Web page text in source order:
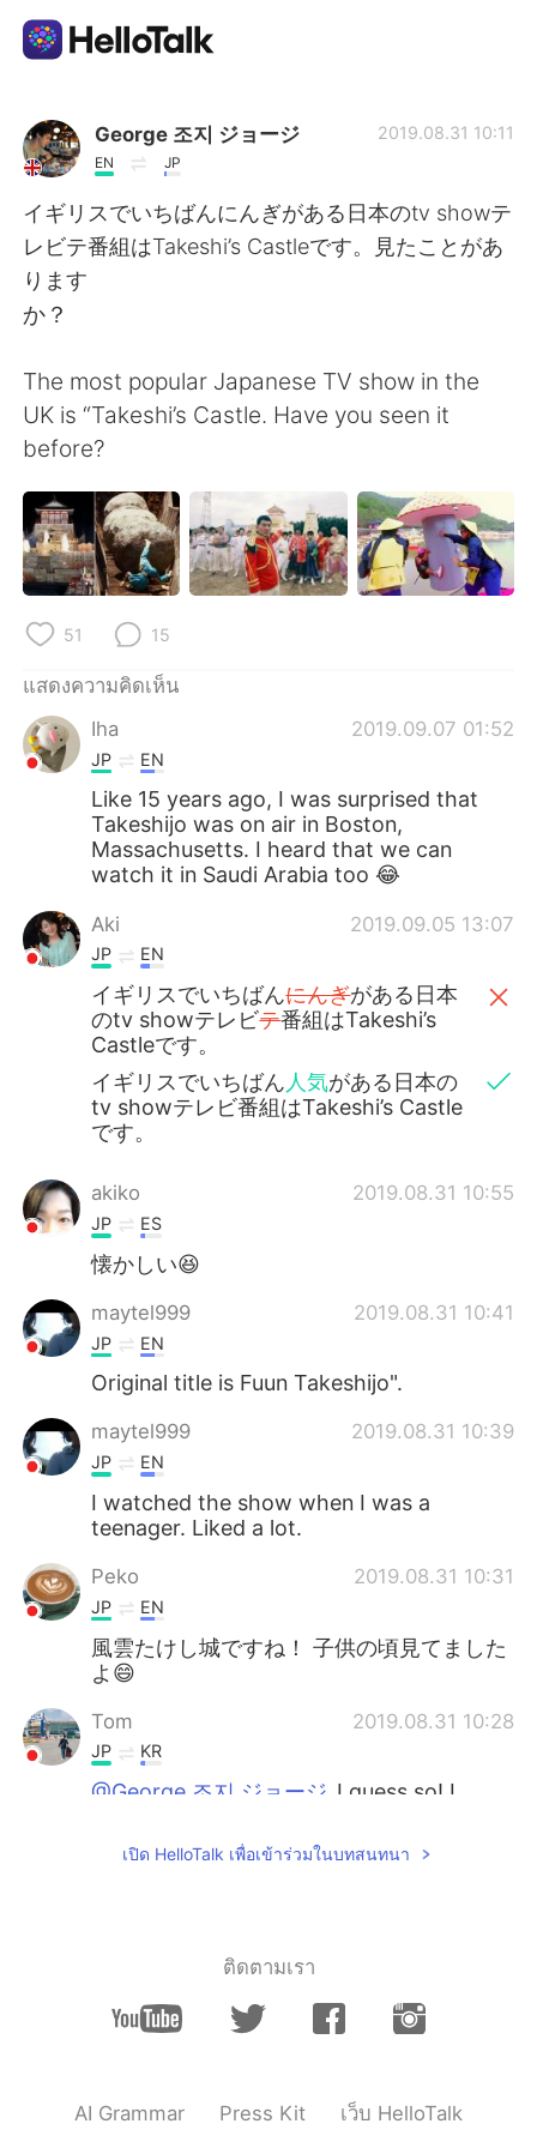
แอปแลกเปลี่ยนทางภาษา
AI Grammar Checker
ไทย
繁體中文 Español
Deutsch 日本語
Türkçe
George 조지 ジョージ
EN JP
2019.08.31 10:11
イギリスでいちばんにんぎがある日本のtv showテ
レビテ番組はTakeshi’s Castleです。見たことがあ
ります
か？
The most popular Japanese TV show in the
UK is “Takeshi’s Castle. Have you seen it
before?
51 15
แสดงความคิดเห็น
Iha
2019.09.07 01:52
JP EN
Like 15 years ago, I was surprised that
Takeshijo was on air in Boston,
Massachusetts. I heard that we can
watch it in Saudi Arabia too 😂
Aki 2019.09.05 13:07
JP EN
イギリスでいちばんにんぎがある日本
のtv showテレビテ番組はTakeshi’s
Castleです。
イギリスでいちばん 人気がある日本の
tv showテレビ番組はTakeshi’s Castle
です。
akiko 2019.08.31 10:55
JP ES
懐かしい😆
maytel999 2019.08.31 10:41
JP EN
Original title is Fuun Takeshijo".
maytel999 2019.08.31 10:39
JP EN
I watched the show when I was a
teenager. Liked a lot.
Peko 2019.08.31 10:31
JP EN
風雲たけし城ですね！ 子供の頃見てました
よ😄
Tom 2019.08.31 10:28
JP KR
@George 조지 ジョージ I guess so! I
George 조지 ジョージ 2019.08.31 10:25
EN JP
George 조지 ジョージ 2019.08.31 10:21
เปิด HelloTalk เพื่อเข้าร่วมในบทสนทนา
ติดตามเรา
AI Grammar Press Kit เว็บ HelloTalk